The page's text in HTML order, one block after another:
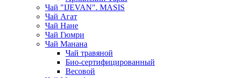
Чай "IJEVAN". MASIS
Чай Агат
Чай Нане
Чай Гюмри
Чай Манана
Чай травяной
Био-сертифицированный
Весовой